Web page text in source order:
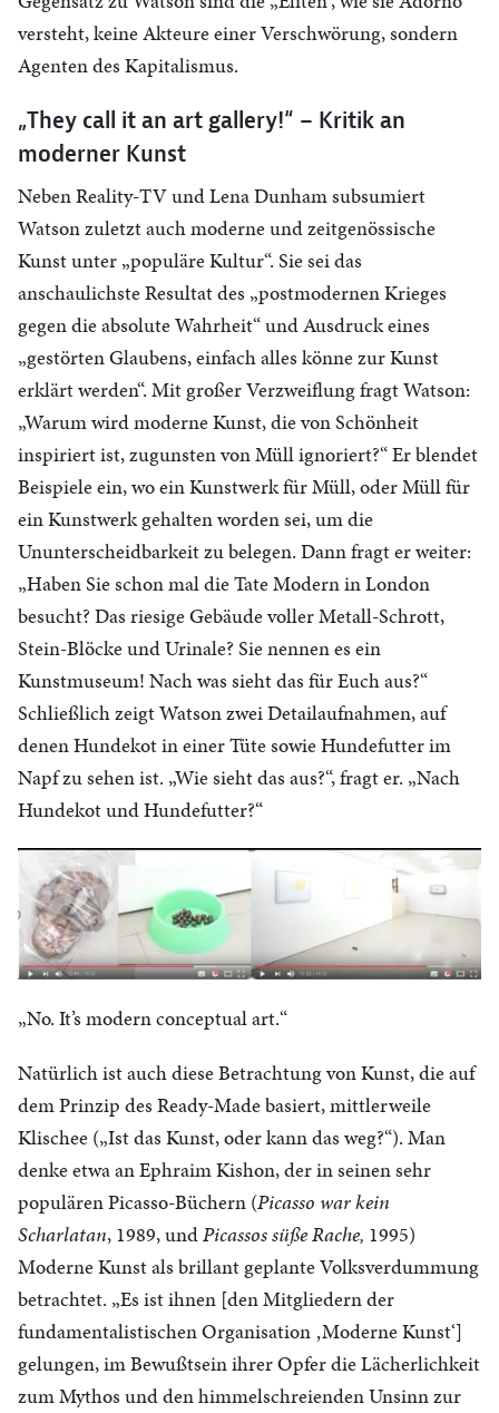
versteht, keine Akteure einer Verschwörung, sondern
Agenten des Kapitalismus.
„They call it an art gallery!“ – Kritik an
moderner Kunst
Neben Reality-TV und Lena Dunham subsumiert
Watson zuletzt auch moderne und zeitgenössische
Kunst unter „populäre Kultur“. Sie sei das
anschaulichste Resultat des „postmodernen Krieges
gegen die absolute Wahrheit“ und Ausdruck eines
„gestörten Glaubens, einfach alles könne zur Kunst
erklärt werden“. Mit großer Verzweiflung fragt Watson:
„Warum wird moderne Kunst, die von Schönheit
inspiriert ist, zugunsten von Müll ignoriert?“ Er blendet
Beispiele ein, wo ein Kunstwerk für Müll, oder Müll für
ein Kunstwerk gehalten worden sei, um die
Ununterscheidbarkeit zu belegen. Dann fragt er weiter:
„Haben Sie schon mal die Tate Modern in London
besucht? Das riesige Gebäude voller Metall-Schrott,
Stein-Blöcke und Urinale? Sie nennen es ein
Kunstmuseum! Nach was sieht das für Euch aus?“
Schließlich zeigt Watson zwei Detailaufnahmen, auf
denen Hundekot in einer Tüte sowie Hundefutter im
Napf zu sehen ist. „Wie sieht das aus?“, fragt er. „Nach
Hundekot und Hundefutter?“
„No. It’s modern conceptual art.“
Natürlich ist auch diese Betrachtung von Kunst, die auf
dem Prinzip des Ready-Made basiert, mittlerweile
Klischee („Ist das Kunst, oder kann das weg?“). Man
denke etwa an Ephraim Kishon, der in seinen sehr
populären Picasso-Büchern (Picasso war kein
Scharlatan, 1989, undPicassos süße Rache, 1995)
Moderne Kunst als brillant geplante Volksverdummung
betrachtet. „Es ist ihnen [den Mitgliedern der
fundamentalistischen Organisation ‚Moderne Kunst‘]
gelungen, im Bewußtsein ihrer Opfer die Lächerlichkeit
zum Mythos und den himmelschreienden Unsinn zur